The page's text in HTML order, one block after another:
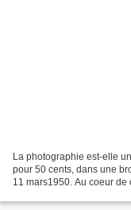
La photographie est-elle
pour 50 cents, dans une
11 mars1950. Au coeur de